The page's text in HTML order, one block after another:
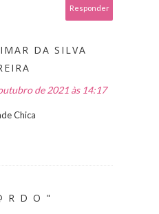
Responder
DA SILVA
de 2021 às 14:17
Chica
R D O "